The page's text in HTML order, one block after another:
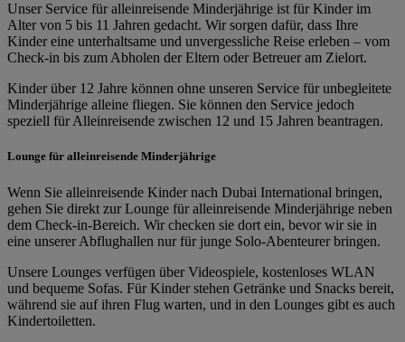
Unser Service für alleinreisende Minderjährige ist für Kinder im
Alter von 5 bis 11 Jahren gedacht. Wir sorgen dafür, dass Ihre
Kinder eine unterhaltsame und unvergessliche Reise erleben – vom
Check-in bis zum Abholen der Eltern oder Betreuer am Zielort.
Kinder über 12 Jahre können ohne unseren Service für unbegleitete
Minderjährige alleine fliegen. Sie können den Service jedoch
speziell für Alleinreisende zwischen 12 und 15 Jahren beantragen.
Lounge für alleinreisende Minderjährige
Wenn Sie alleinreisende Kinder nach Dubai International bringen,
gehen Sie direkt zur Lounge für alleinreisende Minderjährige neben
dem Check-in-Bereich. Wir checken sie dort ein, bevor wir sie in
eine unserer Abflughallen nur für junge Solo-Abenteurer bringen.
Unsere Lounges verfügen über Videospiele, kostenloses WLAN
und bequeme Sofas. Für Kinder stehen Getränke und Snacks bereit,
während sie auf ihren Flug warten, und in den Lounges gibt es auch
Kindertoiletten.